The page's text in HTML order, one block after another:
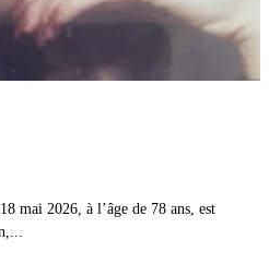
mai 2026, à l’âge de 78 ans, est